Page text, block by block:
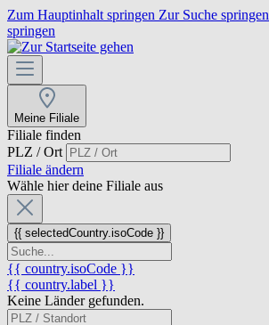
Zum Hauptinhalt springen Zur Suche springen
springen
Meine Filiale
Filiale finden
PLZ / Ort
Filiale ändern
Wähle hier deine Filiale aus
{{ selectedCountry.isoCode }}
{{ country.isoCode }}
{{ country.label }}
Keine Länder gefunden.